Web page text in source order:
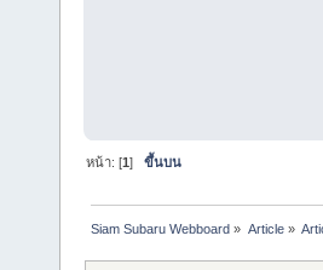
หน้า: [1]ขึ้นบน
Siam Subaru Webboard » Article»